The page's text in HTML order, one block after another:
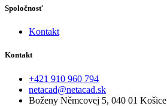
Spoločnosť
Kontakt
Kontakt
‭+421 910 960 794‬
netacad@netacad.sk
Boženy Němcovej 5, 040 01 Košice